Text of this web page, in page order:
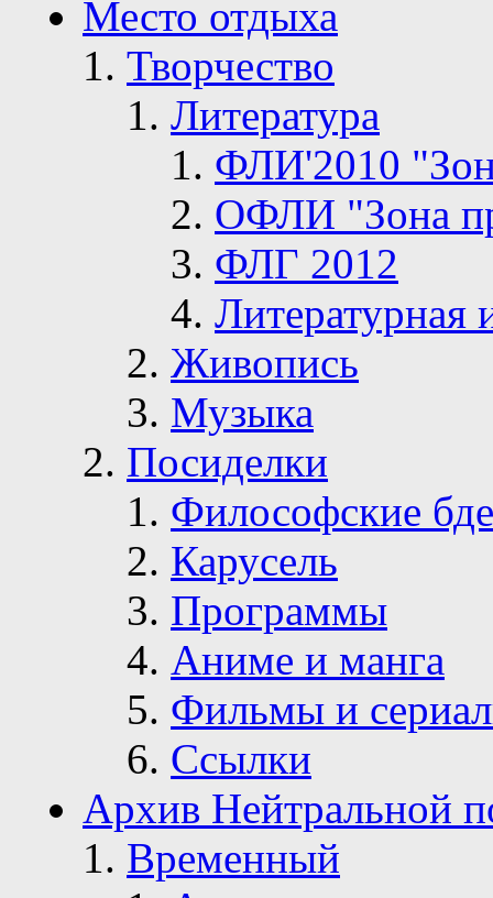
Место отдыха
Творчество
Литература
ФЛИ'2010
ОФЛИ "Зона
ФЛГ 2012
Живопись
Музыка
Посиделки
Философские
Карусель
Программы
Аниме и манга
Фильмы и
Ссылки
Архив Нейтральной
Временный